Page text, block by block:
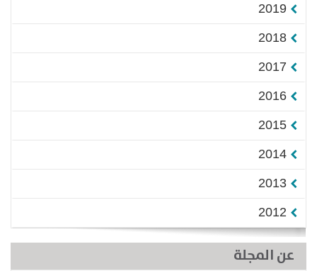
2019
2018
2017
2016
2015
2014
2013
2012
عن المجلة